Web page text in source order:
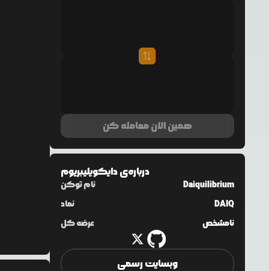
همین الان معامله کن
درباره‌یدایکویلیبریوم
نام توکن
Daiquilibrium
نماد
DAIQ
عرضه کل
نامشخص
وبسایت رسمی